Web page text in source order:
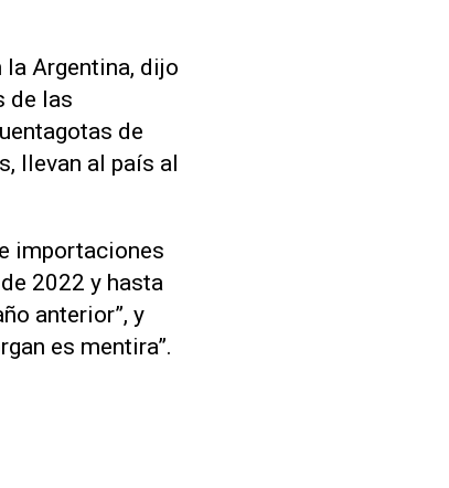
Argentina, dijo
de las
de
llevan al país al
importaciones
2022 y hasta
anterior”, y
es mentira”.